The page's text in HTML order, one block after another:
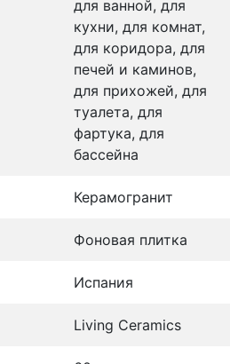
для ванной, для
кухни, для комнат,
для коридора, для
печей и каминов,
для прихожей, для
туалета, для
фартука, для
бассейна
Керамогранит
Фоновая плитка
Испания
Living Ceramics